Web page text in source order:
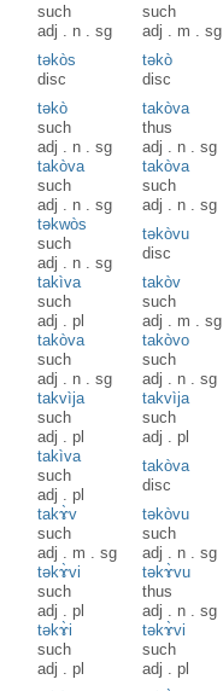
such
adj . n .sg
such
adj . m .sg
təkòs
disc
təkò
disc
təkò
such
adj . n .sg
takòva
thus
adj . n .sg
takòva
such
adj . n .sg
takòva
such
adj . n .sg
təkwòs
such
adj . n .sg
təkòvu
disc
takìva
such
adj .pl
takòv
such
adj . m .sg
takòva
such
adj . n .sg
takòvo
such
adj . n .sg
takvìja
such
adj .pl
takvìja
such
adj .pl
takìva
such
adj .pl
takòva
disc
takɤ̀v
such
adj . m .sg
təkòvu
such
adj . n .sg
təkɤ̀vi
such
adj .pl
təkɤ̀vu
thus
adj . n .sg
təkɤ̀i
such
adj .pl
təkɤ̀vi
such
adj .pl